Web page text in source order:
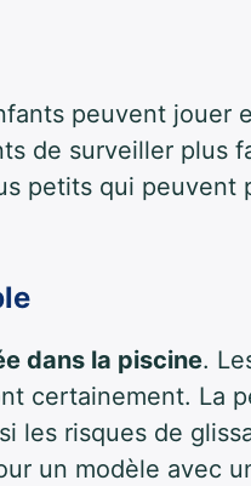
peuvent jouer
de surveiller plus
petits qui peuvent
dans la piscine.
certainement. La
les risques de
un modèle avec